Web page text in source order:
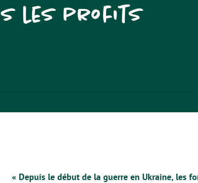
les profits
« Depuis le début de la guerre en Ukraine, les